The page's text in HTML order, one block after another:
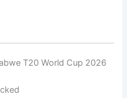
T20 World Cup 2026